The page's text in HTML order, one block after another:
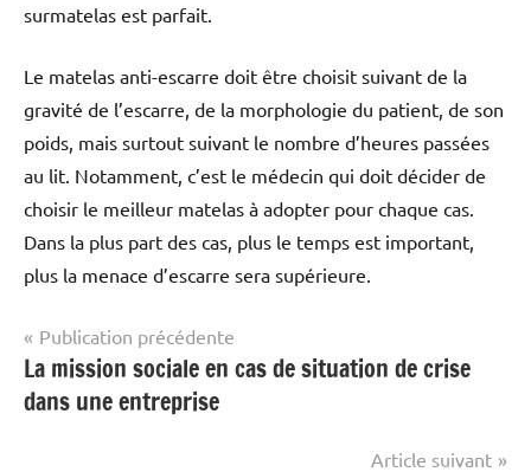
surmatelas est parfait.
Le matelas anti-escarre doit être choisit suivant de la
gravité de l’escarre, de la morphologie du patient, de son
poids, mais surtout suivant le nombre d’heures passées
au lit. Notamment, c’est le médecin qui doit décider de
choisir le meilleur matelas à adopter pour chaque cas.
Dans la plus part des cas, plus le temps est important,
plus la menace d’escarre sera supérieure.
Produits
&
Navigation
de
l’article
Publication précédente
La mission sociale en cas de situation de crise
dans une entreprise
Article suivant